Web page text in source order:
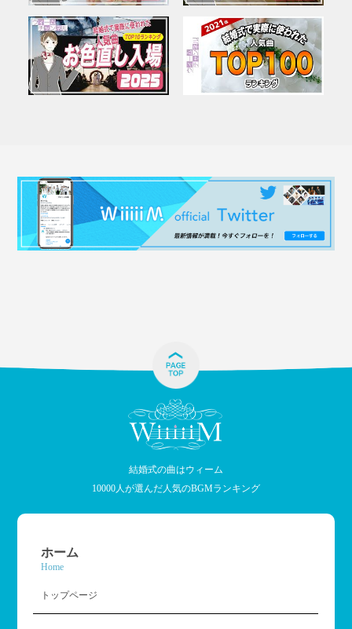
結婚式の曲はウィーム
10000人が選んだ人気のBGMランキング
ホーム
Home
トップページ